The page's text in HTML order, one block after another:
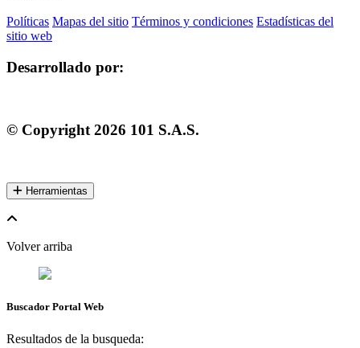
Políticas Mapas del sitio Términos y condiciones Estadísticas del
sitio web
Desarrollado por:
© Copyright 2026 101 S.A.S.
Herramientas
Volver arriba
Buscador Portal Web
Resultados de la busqueda: